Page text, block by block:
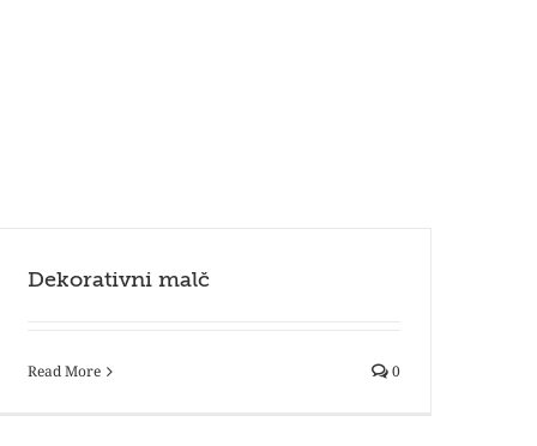
Dekorativni malč
Read More 0